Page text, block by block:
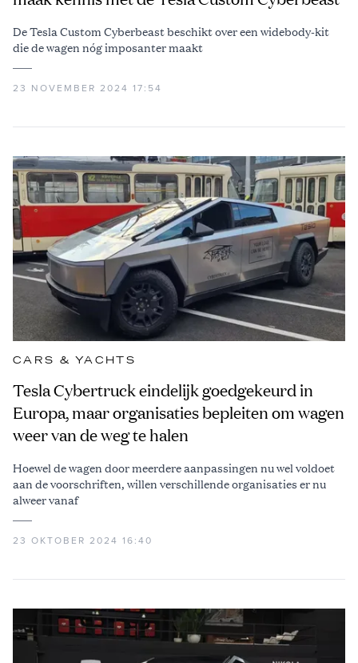
De Tesla Custom Cyberbeast beschikt over een widebody-kit
die de wagen nóg imposanter maakt
23 NOVEMBER 2024 17:54
CARS & YACHTS
Tesla Cybertruck eindelijk goedgekeurd in
Europa, maar organisaties bepleiten om wagen
weer van de weg te halen
Hoewel de wagen door meerdere aanpassingen nu wel voldoet
aan de voorschriften, willen verschillende organisaties er nu
alweer vanaf
23 OKTOBER 2024 16:40